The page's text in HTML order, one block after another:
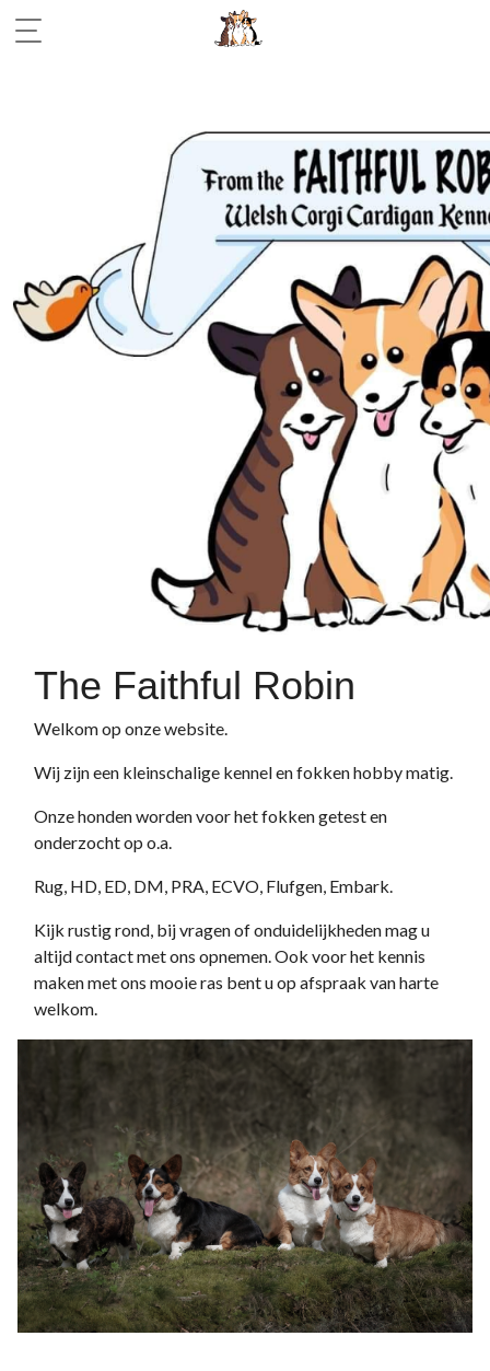
The Faithful Robin
Welkom op onze website.
Wij zijn een kleinschalige kennel en fokken hobby matig.
Onze honden worden voor het fokken getest en
onderzocht op o.a.
Rug, HD, ED, DM, PRA, ECVO, Flufgen, Embark.
Kijk rustig rond, bij vragen of onduidelijkheden mag u
altijd contact met ons opnemen. Ook voor het kennis
maken met ons mooie ras bent u op afspraak van harte
welkom.